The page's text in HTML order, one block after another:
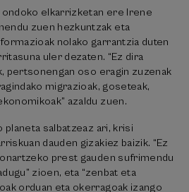
elkarrizketan ere Irene
zuen hezkuntzak eta
nolako garrantzia duten
uler dezaten. “Ez dira
pertsonengan oso eragin zuzenak
migrazioak, goseteak,
azaldu zuen.
planeta salbatzeaz ari, krisi
dauden gizakiez baizik. “Ez
prest gauden sufrimendu
zioen, eta “zenbat eta
orduan eta okerragoak izango